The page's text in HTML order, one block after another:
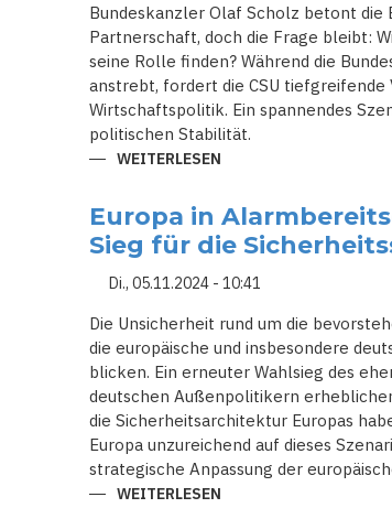
Bundeskanzler Olaf Scholz betont
Partnerschaft, doch die Frage bleibt:
seine Rolle finden? Während die
anstrebt, fordert die CSU tiefgreifende
Wirtschaftspolitik. Ein spannendes
politischen Stabilität.
WEITERLESEN
UND
SCHWÄCHE:
WAS
DEUTSCHLAND
TRUMPS
WEISSE H
AUS T
UN M
USS
Europa in
Sieg für die
Di., 05.11.2024 - 10:41
Die Unsicherheit rund um die
die europäische und insbesondere
blicken. Ein erneuter Wahlsieg des
deutschen Außenpolitikern
die Sicherheitsarchitektur Europas
Europa unzureichend auf dieses
strategische Anpassung der
WEITERLESEN